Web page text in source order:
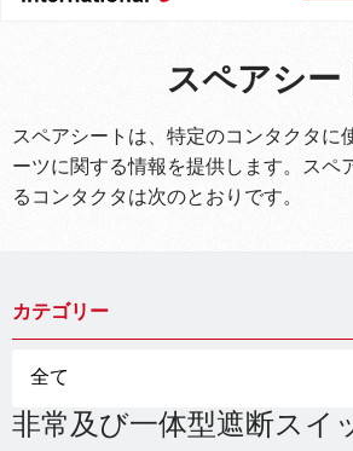
スペアシー
スペアシートは、特定のコンタクタに
ーツに関する情報を提供します。スペ
るコンタクタは次のとおりです。
カテゴリー
非常及び一体型遮断スイ